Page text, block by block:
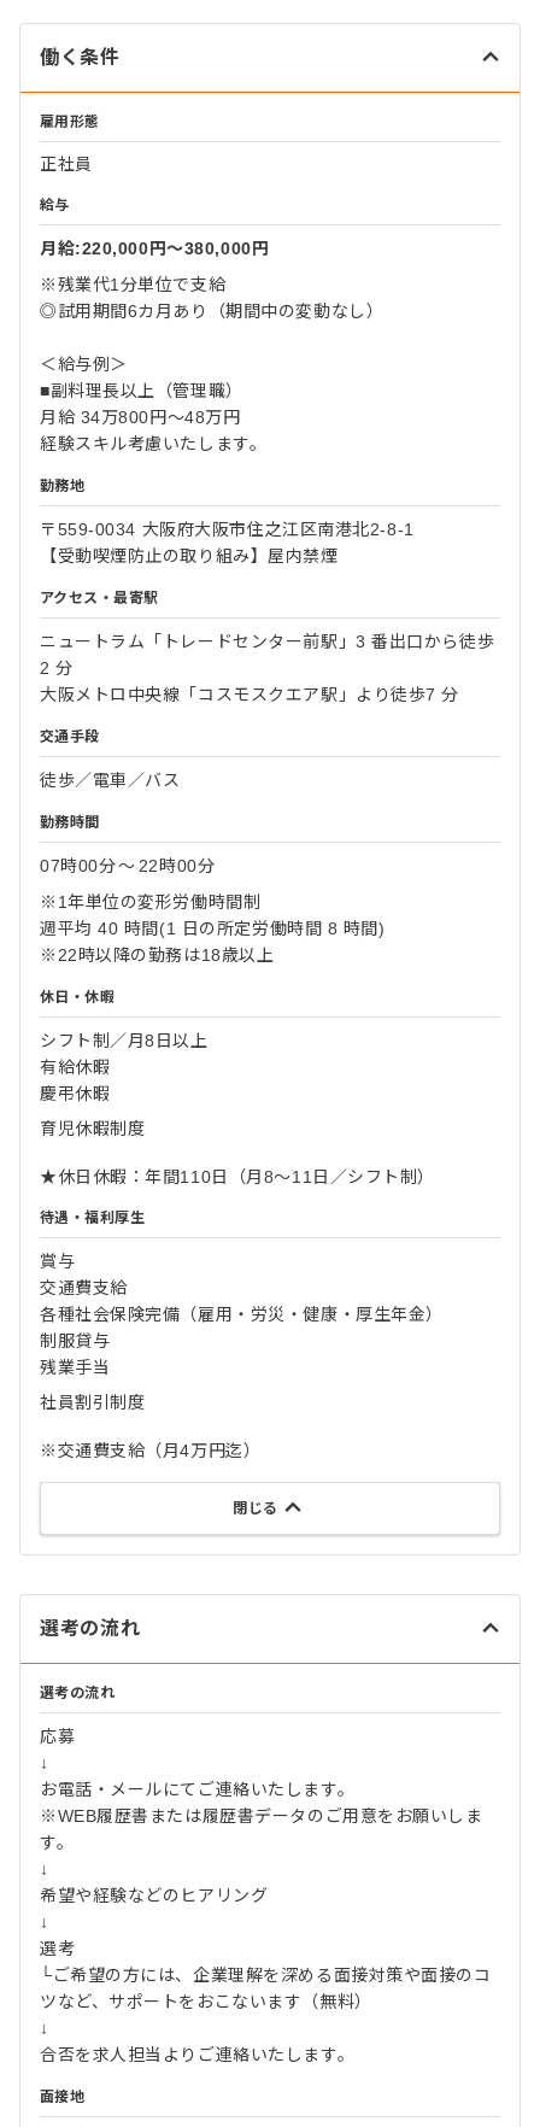
働く条件
雇用形態
正社員
給与
月給:220,000円〜380,000円
※残業代1分単位で支給
◎試用期間6カ月あり（期間中の変動なし）
＜給与例＞
■副料理長以上（管理職）
月給 34万800円～48万円
経験スキル考慮いたします。
勤務地
〒559-0034 大阪府大阪市住之江区南港北2-8-1
【受動喫煙防止の取り組み】屋内禁煙
アクセス・最寄駅
ニュートラム「トレードセンター前駅」3 番出口から徒歩
2 分
大阪メトロ中央線「コスモスクエア駅」より徒歩7 分
交通手段
徒歩／電車／バス
勤務時間
07時00分〜22時00分
※1年単位の変形労働時間制
週平均 40 時間(1 日の所定労働時間 8 時間)
※22時以降の勤務は18歳以上
休日・休暇
シフト制／月8日以上
有給休暇
慶弔休暇
育児休暇制度
★休日休暇：年間110日（月8～11日／シフト制）
待遇・福利厚生
賞与
交通費支給
各種社会保険完備（雇用・労災・健康・厚生年金）
制服貸与
残業手当
社員割引制度
※交通費支給（月4万円迄）
閉じる
選考の流れ
選考の流れ
応募
↓
お電話・メールにてご連絡いたします。
※WEB履歴書または履歴書データのご用意をお願いしま
す。
↓
希望や経験などのヒアリング
↓
選考
└ご希望の方には、企業理解を深める面接対策や面接のコ
ツなど、サポートをおこないます（無料）
↓
合否を求人担当よりご連絡いたします。
面接地